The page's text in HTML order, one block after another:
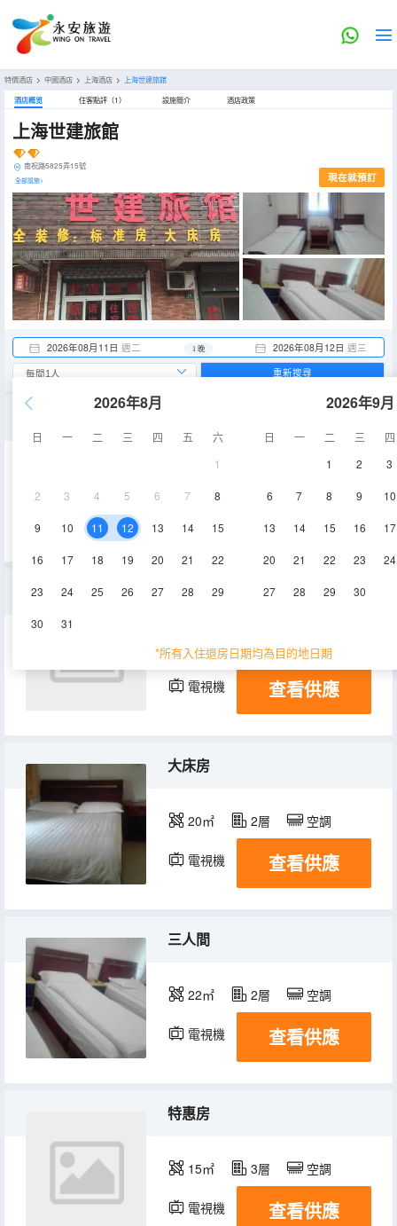
特價酒店 > 中國酒店 > 上海酒店 > 上海世建旅館
酒店概览 住客點評（1） 設施簡介 酒店政策
上海世建旅館
南祝路5825弄15號
全部設施> 現在就預訂
2026年08月11日 週二 2026年08月12日 週三
1 晚
2026年8月
日 一 二 三 四 五
六
1
2 3 4 5 6 7 8
9 10 11 12 13 14 15
16 17 18 19 20 21 22
23 24 25 26 27 28 29
30 31
2026年9月
日 一 二 三
四
1
2 3
6 7 8 9 10
13 14 15 16 17
20 21 22 23 24
27 28 29 30
*所有入住退房日期均為目的地日期
重新搜尋
空調
標準間
20㎡ 2層 空調
電視機 查看供應
大床房
20㎡ 2層 空調
電視機 查看供應
三人間
22㎡ 2層 空調
電視機 查看供應
特惠房
15㎡ 3層 空調
電視機 查看供應